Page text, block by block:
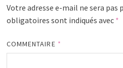
Votre adresse e-mail ne sera pas
obligatoires sont indiqués avec *
COMMENTAIRE *